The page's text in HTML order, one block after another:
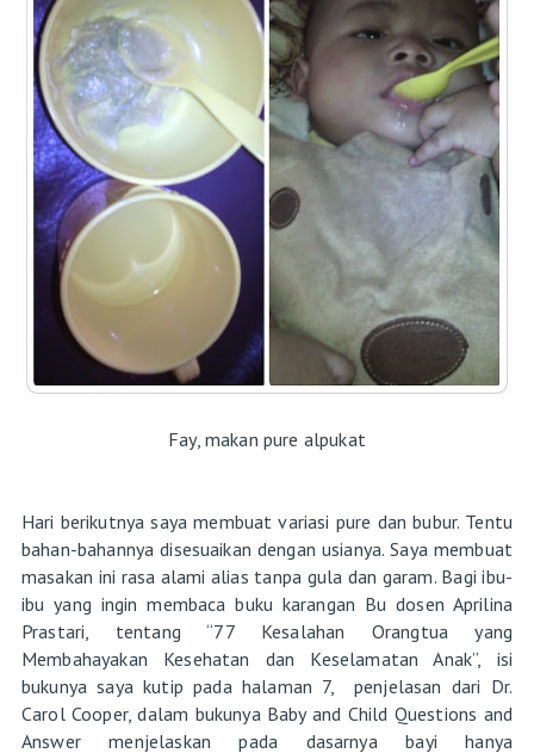
Fay, makan pure alpukat
Hari berikutnya saya membuat variasi pure dan bubur. Tentu
bahan-bahannya disesuaikan dengan usianya. Saya membuat
masakan ini rasa alami alias tanpa gula dan garam. Bagi ibu-
ibu yang ingin membaca buku karangan Bu dosen Aprilina
Prastari, tentang “77 Kesalahan Orangtua yang
Membahayakan Kesehatan dan Keselamatan Anak”, isi
bukunya saya kutip pada halaman 7, penjelasan dari Dr.
Carol Cooper, dalam bukunya Baby and Child Questions and
Answer menjelaskan pada dasarnya bayi hanya